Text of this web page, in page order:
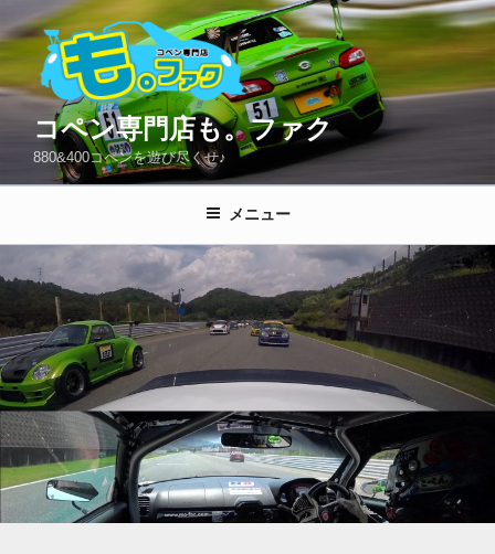
ン
テ
ン
プ
コペン専門店も。ファク
880&400コペンを遊び尽くせ♪
メニュー